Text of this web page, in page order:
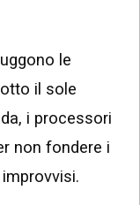
le
il sole
i processori
non fondere i